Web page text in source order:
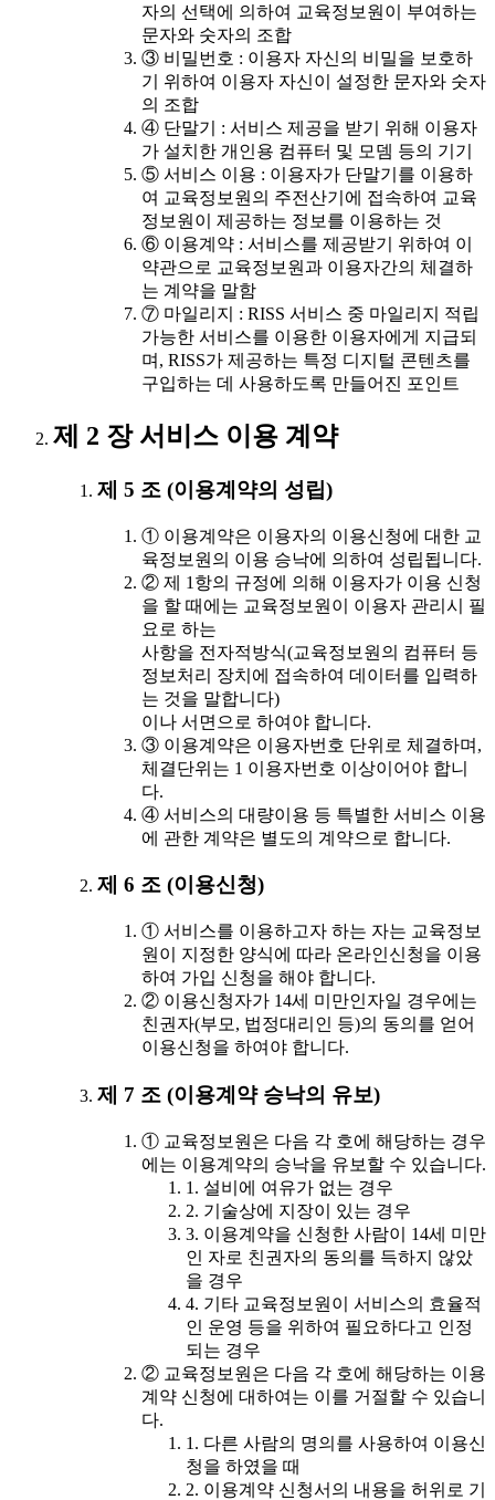
자의 선택에 의하여 교육정보원이 부여하는
문자와 숫자의 조합
③ 비밀번호 : 이용자 자신의 비밀을 보호하
기 위하여 이용자 자신이 설정한 문자와 숫자
의 조합
④ 단말기 : 서비스 제공을 받기 위해 이용자
가 설치한 개인용 컴퓨터 및 모뎀 등의 기기
⑤ 서비스 이용 : 이용자가 단말기를 이용하
여 교육정보원의 주전산기에 접속하여 교육
정보원이 제공하는 정보를 이용하는 것
⑥ 이용계약 : 서비스를 제공받기 위하여 이
약관으로 교육정보원과 이용자간의 체결하
는 계약을 말함
⑦ 마일리지 : RISS 서비스 중 마일리지 적립
가능한 서비스를 이용한 이용자에게 지급되
며, RISS가 제공하는 특정 디지털 콘텐츠를
구입하는 데 사용하도록 만들어진 포인트
제 2 장 서비스 이용 계약
제 5 조 (이용계약의 성립)
① 이용계약은 이용자의 이용신청에 대한 교
육정보원의 이용 승낙에 의하여 성립됩니다.
② 제 1항의 규정에 의해 이용자가 이용 신청
을 할 때에는 교육정보원이 이용자 관리시 필
요로 하는
사항을 전자적방식(교육정보원의 컴퓨터 등
정보처리 장치에 접속하여 데이터를 입력하
는 것을 말합니다)
이나 서면으로 하여야 합니다.
③ 이용계약은 이용자번호 단위로 체결하며,
체결단위는 1 이용자번호 이상이어야 합니
다.
④ 서비스의 대량이용 등 특별한 서비스 이용
에 관한 계약은 별도의 계약으로 합니다.
제 6 조 (이용신청)
① 서비스를 이용하고자 하는 자는 교육정보
원이 지정한 양식에 따라 온라인신청을 이용
하여 가입 신청을 해야 합니다.
② 이용신청자가 14세 미만인자일 경우에는
친권자(부모, 법정대리인 등)의 동의를 얻어
이용신청을 하여야 합니다.
제 7 조 (이용계약 승낙의 유보)
① 교육정보원은 다음 각 호에 해당하는 경우
에는 이용계약의 승낙을 유보할 수 있습니다.
1. 설비에 여유가 없는 경우
2. 기술상에 지장이 있는 경우
3. 이용계약을 신청한 사람이 14세 미만
인 자로 친권자의 동의를 득하지 않았
을 경우
4. 기타 교육정보원이 서비스의 효율적
인 운영 등을 위하여 필요하다고 인정
되는 경우
② 교육정보원은 다음 각 호에 해당하는 이용
계약 신청에 대하여는 이를 거절할 수 있습니
다.
1. 다른 사람의 명의를 사용하여 이용신
청을 하였을 때
2. 이용계약 신청서의 내용을 허위로 기